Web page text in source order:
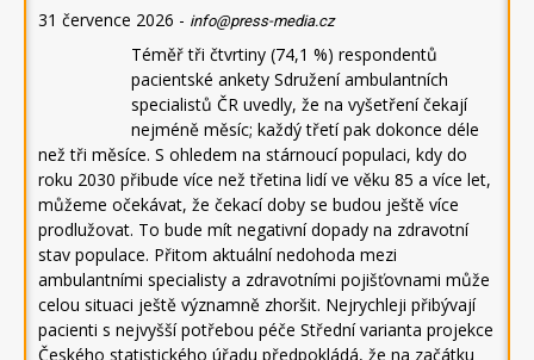
31 července 2026 - info@press-media.cz
Téměř tři čtvrtiny (74,1 %) respondentů
pacientské ankety Sdružení ambulantních
specialistů ČR uvedly, že na vyšetření čekají
nejméně měsíc; každý třetí pak dokonce déle
než tři měsíce. S ohledem na stárnoucí populaci, kdy do
roku 2030 přibude více než třetina lidí ve věku 85 a více let,
můžeme očekávat, že čekací doby se budou ještě více
prodlužovat. To bude mít negativní dopady na zdravotní
stav populace. Přitom aktuální nedohoda mezi
ambulantními specialisty a zdravotními pojišťovnami může
celou situaci ještě významně zhoršit. Nejrychleji přibývají
pacienti s nejvyšší potřebou péče Střední varianta projekce
Českého statistického úřadu předpokládá, že na začátku